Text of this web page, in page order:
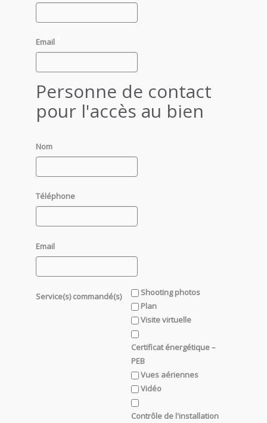
Email
Personne de contact
pour l'accès au bien
Nom
Téléphone
Email
Service(s) commandé(s)
Shooting photos
Plan
Visite virtuelle
Certificat énergétique –
PEB
Vues aériennes
Vidéo
Contrôle de l'installation